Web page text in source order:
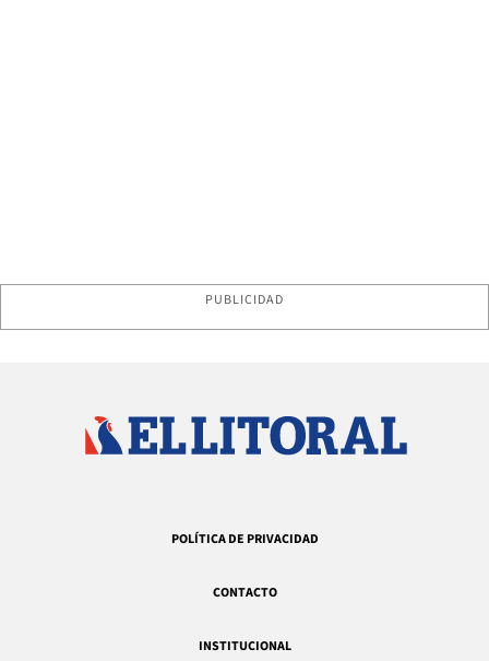
PUBLICIDAD
POLÍTICA DE PRIVACIDAD
CONTACTO
INSTITUCIONAL